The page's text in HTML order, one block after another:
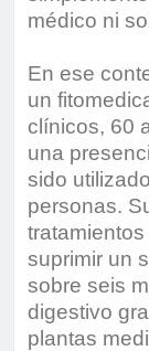
médico ni
En ese
un
clínicos, 60
una
sido
personas.
suprimir un
sobre seis
digestivo
plantas